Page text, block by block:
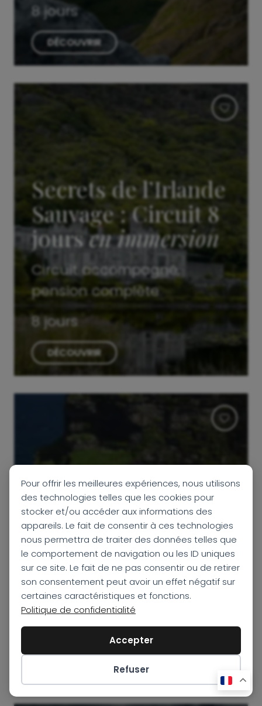
Pour offrir les meilleures expériences, nous utilisons
des technologies telles que les cookies pour
stocker et/ou accéder aux informations des
appareils. Le fait de consentir à ces technologies
nous permettra de traiter des données telles que
le comportement de navigation ou les ID uniques
sur ce site. Le fait de ne pas consentir ou de retirer
son consentement peut avoir un effet négatif sur
certaines caractéristiques et fonctions.
Politique de confidentialité
Accepter
Refuser
Préférences des cookies
8 jours
DÉCOUVRIR
Secrets de l’Irlande
Sauvage : Circuit 8
joursen immersion
Circuit accompagné,
pension complète
8 jours
DÉCOUVRIR
Circuit Irlande 8
Jours:
Nature, Culture et
Whiskey
Circuit accompagné 8 jours
7 nuits
8 jours